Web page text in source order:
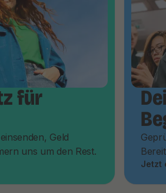
für
Geld
uns um den Rest.
Jetzt